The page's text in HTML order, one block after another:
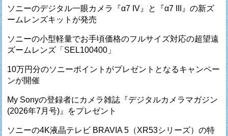
ソニーのデジタル一眼カメラ『α7 IV』と『α7 III』の新ズ
ームレンズキットが発売
ソニーの小型軽量でお手頃価格のフルサイズ対応の超望遠
ズームレンズ「SEL100400」
10万円分のソニーポイントがプレゼントとなるキャンペー
ンが開催
My Sonyの登録者にカメラ雑誌『デジタルカメラマガジン
(2026年7月号)』をプレゼント
ソニーの4K液晶テレビ BRAVIA 5（XR53シリーズ）の特